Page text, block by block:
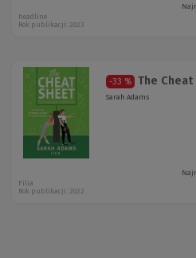
headline
Rok publikacji: 2023
-33 % The
Sarah Adams
Filia
Rok publikacji: 2022